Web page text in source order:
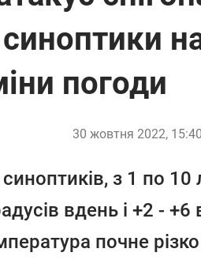
погоди
30 жовтня 2022, 15:40
з 1 по
вдень і +2 - +6
почне